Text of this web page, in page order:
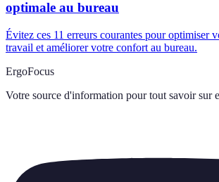
optimale au bureau
Évitez ces 11 erreurs courantes pour optimiser
travail et améliorer votre confort au bureau.
ErgoFocus
Votre source d'information pour tout savoir sur